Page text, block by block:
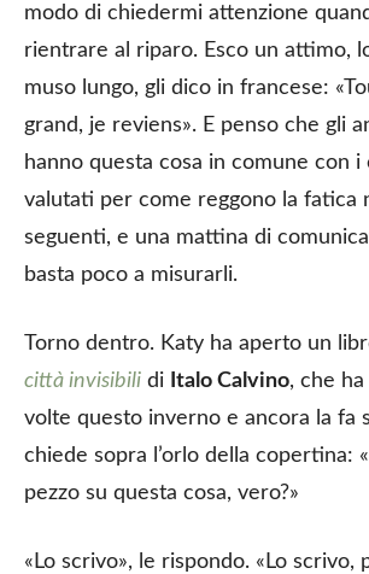
modo di chiedermi attenzione
rientrare al riparo. Esco un attimo,
muso lungo, gli dico in francese:
grand, je reviens». E penso che gli
hanno questa cosa in comune con i
valutati per come reggono la fatica
seguenti, e una mattina di
basta poco a misurarli.
Torno dentro. Katy ha aperto un
città invisibili di Italo Calvino, che
volte questo inverno e ancora la fa
chiede sopra l’orlo della copertina:
pezzo su questa cosa, vero?»
«Lo scrivo», le rispondo. «Lo scrivo,